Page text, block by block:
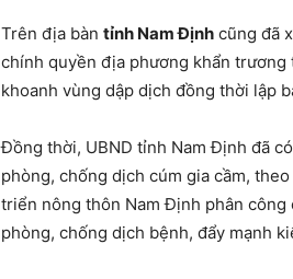
Trên địa bàn tỉnh Nam Định cũng đã
chính quyền địa phương khẩn
khoanh vùng dập dịch đồng thời lập
Đồng thời, UBND tỉnh Nam Định đã
phòng, chống dịch cúm gia cầm,
triển nông thôn Nam Định phân
phòng, chống dịch bệnh, đẩy mạnh